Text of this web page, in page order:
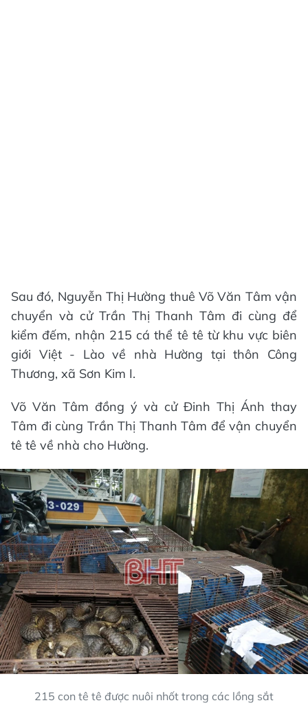
Sau đó, Nguyễn Thị Hường thuê Võ Văn Tâm vận
chuyển và cử Trần Thị Thanh Tâm đi cùng để
kiểm đếm, nhận 215 cá thể tê tê từ khu vực biên
giới Việt - Lào về nhà Hường tại thôn Công
Thương, xã Sơn Kim I.
Võ Văn Tâm đồng ý và cử Đinh Thị Ánh thay
Tâm đi cùng Trần Thị Thanh Tâm để vận chuyển
tê tê về nhà cho Hường.
215 con tê tê được nuôi nhốt trong các lồng sắt